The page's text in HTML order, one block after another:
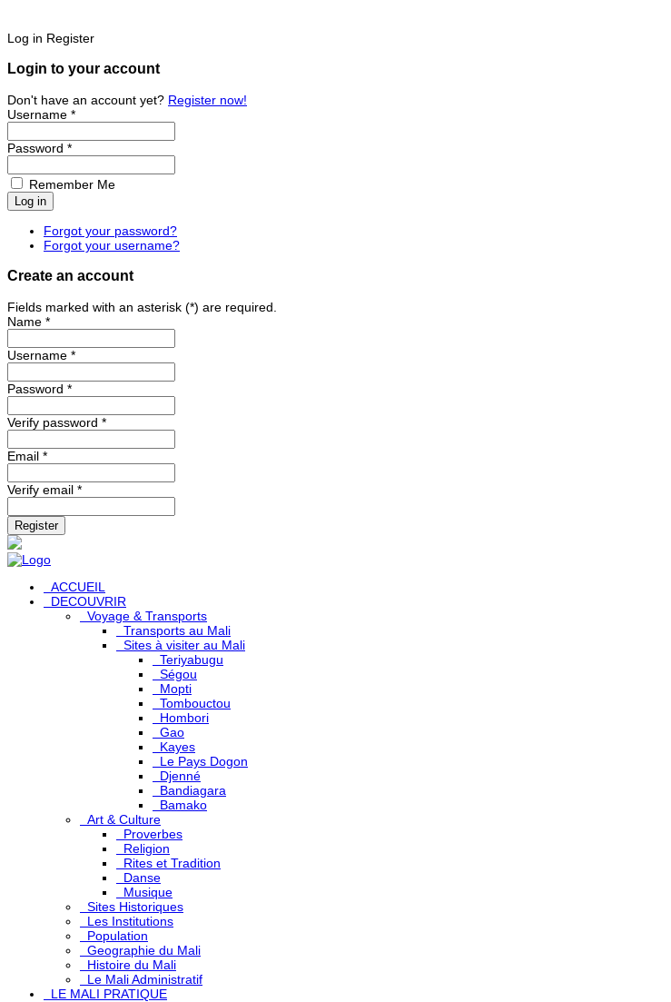
Log in Register
Login to your account
Don't have an account yet? Register now!
Username *
Password *
Remember Me
Forgot your password?
Forgot your username?
Create an account
Fields marked with an asterisk (*) are required.
Name *
Username *
Password *
Verify password *
Email *
Verify email *
Register
ACCUEIL
DECOUVRIR
Voyage & Transports
Transports au Mali
Sites à visiter au Mali
Teriyabugu
Ségou
Mopti
Tombouctou
Hombori
Gao
Kayes
Le Pays Dogon
Djenné
Bandiagara
Bamako
Art & Culture
Proverbes
Religion
Rites et Tradition
Danse
Musique
Sites Historiques
Les Institutions
Population
Geographie du Mali
Histoire du Mali
Le Mali Administratif
LE MALI PRATIQUE